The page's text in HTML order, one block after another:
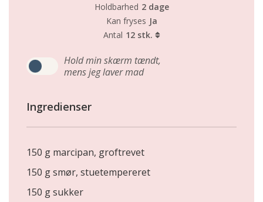
Holdbarhed 2 dage
Kan fryses Ja
Antal 12 stk.
Hold min skærm tændt,
mens jeg laver mad
Ingredienser
150 g marcipan, groftrevet
150 g smør, stuetempereret
150 g sukker